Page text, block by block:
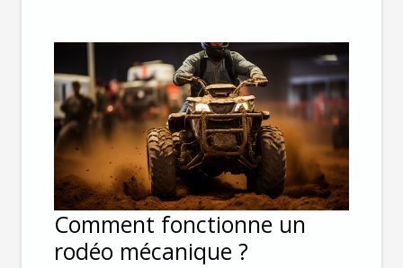
Comment fonctionne un
rodéo mécanique ?